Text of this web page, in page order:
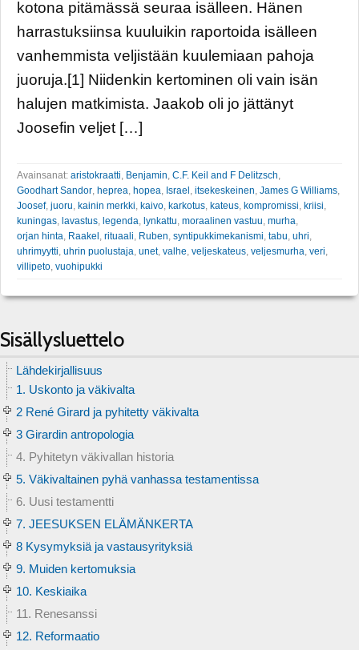
kotona pitämässä seuraa isälleen. Hänen
harrastuksiinsa kuuluikin raportoida isälleen
vanhemmista veljistään kuulemiaan pahoja
juoruja.[1] Niidenkin kertominen oli vain isän
halujen matkimista. Jaakob oli jo jättänyt
Joosefin veljet […]
Avainsanat: aristokraatti Benjamin C.F. Keil and F Delitzsch
Goodhart Sandor heprea hopea Israel itsekeskeinen James G Williams
Joosef, juoru kainin merkki kaivo karkotus kateus kompromissi kriisi
kuningas lavastus legenda lynkattu moraalinen vastuu murha
orjan hinta Raakel rituaali Ruben syntipukkimekanismi tabu uhri
uhrimyytti uhrin puolustaja unet, valhe veljeskateus veljesmurha veri
villipeto vuohipukki
Sisällysluettelo
Lähdekirjallisuus
1. Uskonto ja väkivalta
2 René Girard ja pyhitetty väkivalta
3 Girardin antropologia
4. Pyhitetyn väkivallan historia
5. Väkivaltainen pyhä vanhassa testamentissa
6. Uusi testamentti
7. JEESUKSEN ELÄMÄNKERTA
8 Kysymyksiä ja vastausyrityksiä
9. Muiden kertomuksia
10. Keskiaika
11. Renesanssi
12. Reformaatio